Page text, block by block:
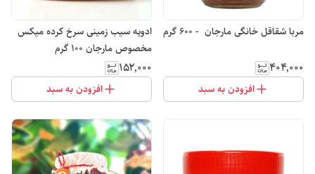
مربا شقاقل خانگی مارجان - 600 گرم
۴۰۴٬۰۰۰
افزودن به سبد
ادویه سیب زمینی سرخ کرده میکس
مخصوص مارجان 100 گرم
۱۵۲٬۰۰۰
افزودن به سبد